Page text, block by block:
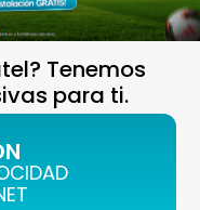
Tenemos
para ti.